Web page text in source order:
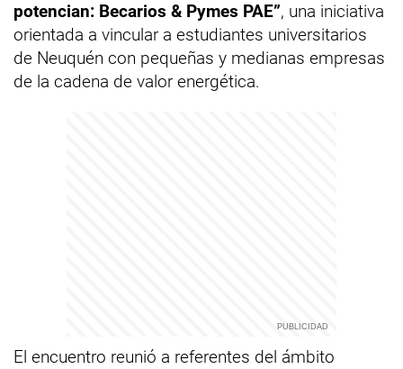
potencian: Becarios & Pymes PAE”, una iniciativa
orientada a vincular a estudiantes universitarios
de Neuquén con pequeñas y medianas empresas
de la cadena de valor energética.
El encuentro reunió a referentes del ámbito